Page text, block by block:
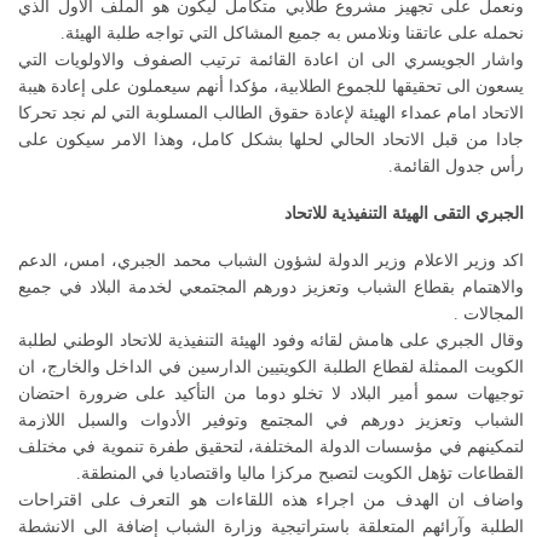
ونعمل على تجهيز مشروع طلابي متكامل ليكون هو الملف الاول الذي
نحمله على عاتقنا ونلامس به جميع المشاكل التي تواجه طلبة الهيئة.
واشار الجويسري الى ان اعادة القائمة ترتيب الصفوف والاولويات التي
يسعون الى تحقيقها للجموع الطلابية، مؤكدا أنهم سيعملون على إعادة هيبة
الاتحاد امام عمداء الهيئة لإعادة حقوق الطالب المسلوبة التي لم نجد تحركا
جادا من قبل الاتحاد الحالي لحلها بشكل كامل، وهذا الامر سيكون على
رأس جدول القائمة.
الجبري التقى الهيئة التنفيذية للاتحاد
اكد وزير الاعلام وزير الدولة لشؤون الشباب محمد الجبري، امس، الدعم
والاهتمام بقطاع الشباب وتعزيز دورهم المجتمعي لخدمة البلاد في جميع
المجالات .
وقال الجبري على هامش لقائه وفود الهيئة التنفيذية للاتحاد الوطني لطلبة
الكويت الممثلة لقطاع الطلبة الكويتيين الدارسين في الداخل والخارج، ان
توجيهات سمو أمير البلاد لا تخلو دوما من التأكيد على ضرورة احتضان
الشباب وتعزيز دورهم في المجتمع وتوفير الأدوات والسبل اللازمة
لتمكينهم في مؤسسات الدولة المختلفة، لتحقيق طفرة تنموية في مختلف
القطاعات تؤهل الكويت لتصبح مركزا ماليا واقتصاديا في المنطقة.
واضاف ان الهدف من اجراء هذه اللقاءات هو التعرف على اقتراحات
الطلبة وآرائهم المتعلقة باستراتيجية وزارة الشباب إضافة الى الانشطة